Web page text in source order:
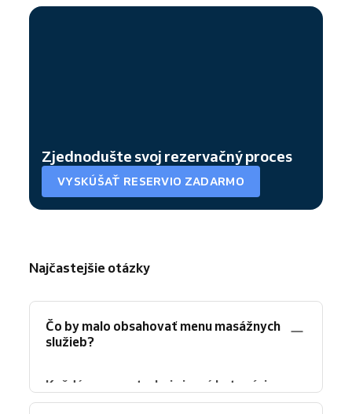
Zjednodušte svoj rezervačný proces
VYSKÚŠAŤ RESERVIO ZADARMO
Najčastejšie otázky
Čo by malo obsahovať menu masážnych
služieb?
Každé menu potrebuje jasné kategórie,
popisy služieb, trvania a ceny.Organizujte